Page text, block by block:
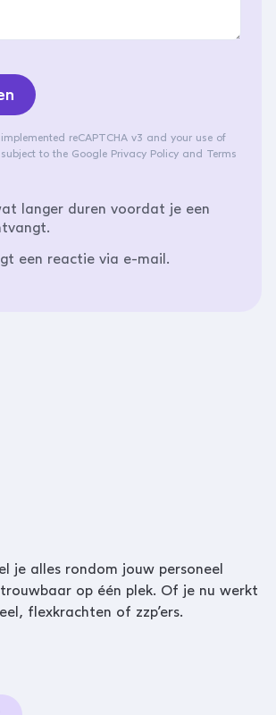
reCAPTCHA v3 and your use of
to the Google Privacy Policy and Terms
langer duren voordat je een
een reactie via e-mail.
je alles rondom jouw personeel
op één plek. Of je nu werkt
flexkrachten of zzp’ers.